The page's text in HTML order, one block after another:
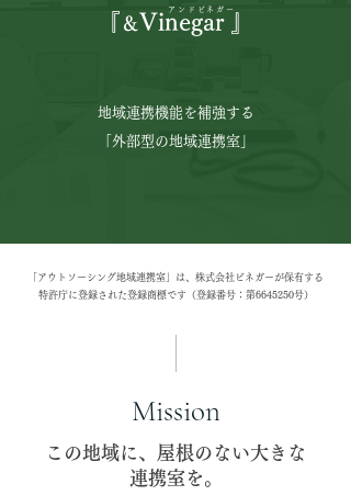
＆ Vinegar 』
アンドビネガー
地域連携機能を補強する
「外部型の地域連携室」
「アウトソーシング地域連携室」は、株式会社ビネガーが保有する
特許庁に登録された登録商標です​（登録番号：第6645250号）
Mission
この地域に、屋根のない大きな
連携室を。